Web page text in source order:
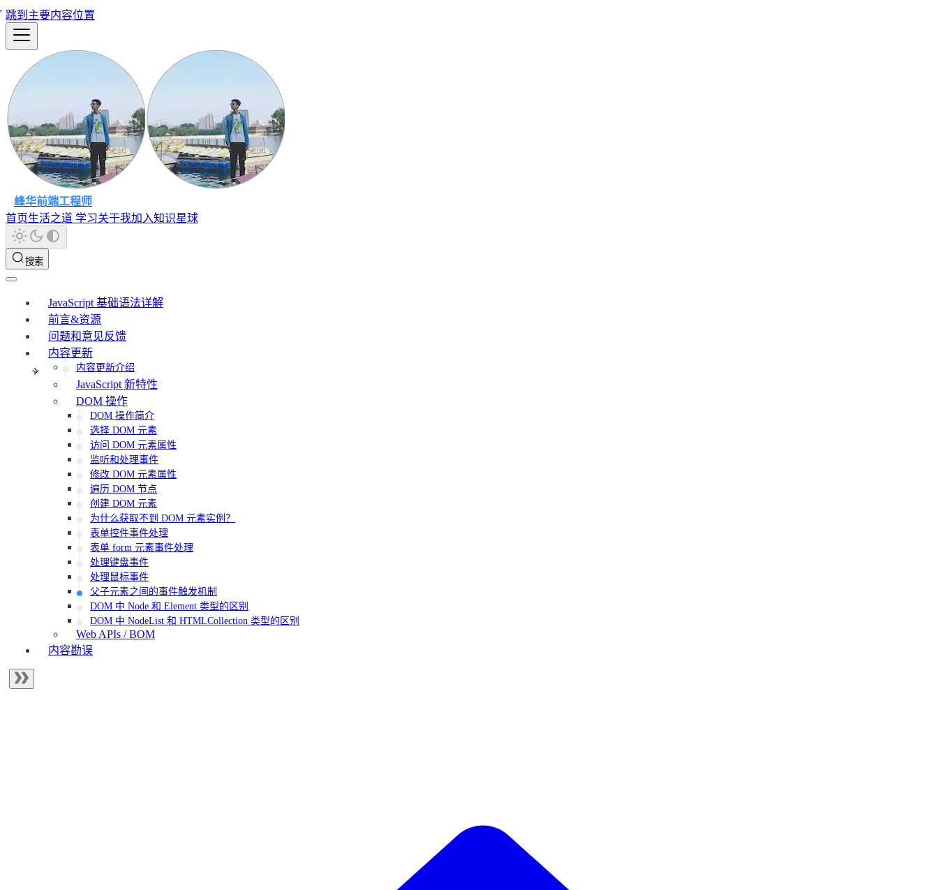
跳到主要内容位置
峰华前端工程师
首页生活之道 学习关于我加入知识星球
搜索
JavaScript 基础语法详解
前言&资源
问题和意见反馈
内容更新
内容更新介绍
JavaScript 新特性
DOM 操作
DOM 操作简介
选择 DOM 元素
访问 DOM 元素属性
监听和处理事件
修改 DOM 元素属性
遍历 DOM 节点
创建 DOM 元素
为什么获取不到 DOM 元素实例？
表单控件事件处理
表单 form 元素事件处理
处理键盘事件
处理鼠标事件
父子元素之间的事件触发机制
DOM 中 Node 和 Element 类型的区别
DOM 中 NodeList 和 HTMLCollection 类型的区别
Web APIs / BOM
内容勘误